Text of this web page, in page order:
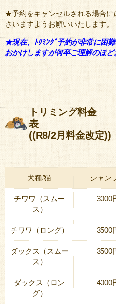
★予約をキャンセルされる場合に
さいますようお願いいたします。
★現在、ﾄﾘﾐﾝｸﾞ予約が非常に困
おかけしますが何卒ご理解のほど
トリミング料金
((R8/2月料金改定))
犬種/猫 シャン
チワワ（スムー
ス）
3000
チワワ（ロング） 3500
ダックス（スムー
ス）
3500
ダックス（ロン
グ）
4000